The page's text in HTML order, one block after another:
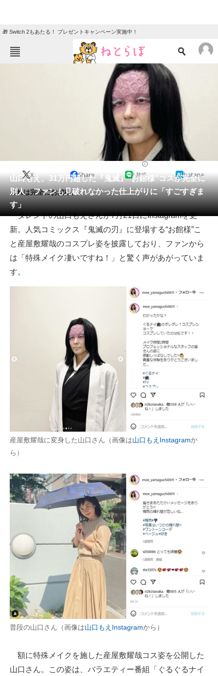
🎁 Switch 2もあたる！ プレゼントキャンペーン実施中！
ニュース
クイズ
地域
教育・育児
リサーチ
会員記事
メディア
注目記事を集めた総合ページ
ITの今と未来を見通す
スマホと通信の最新トレンド
ビジネスと働き方のヒント
AI活用のいまが分かる
企業ITのトレンドを詳説
経営リーダーのコミュニティ
マーケ×ITの今がよく分かる
ITエンジニア向け専門サイト
製造業のIT導入・活用を支援
モノづくり技術者専門サイト
エレクトロニクス専門サイト
電子設計の基本と応用
エネルギーの専門メディア
建設×テクノロジーの最前線
ちょっと気になるネットの話題
山口もえ、31万円超した『鬼滅』“お館様”コスが完全に
別人 ファンも見破れなかった仕上がりに「すごすぎま
す」
X Share LINE hatena
これは完全にお館様。
タレントの山口もえさんが7月21日にInstagramを更
新。人気コミックス『鬼滅の刃』に登場する“お館様”こ
と産屋敷耀哉のコスプレ姿を披露しており、ファンから
は「特殊メイク凄いですね！」と驚く声があがっていま
す。
産屋敷耀哉に変身した山口さん（画像は山口もえInstagramか
ら）
普段の山口さん（画像は山口もえInstagramから）
額に特殊メイクを施した産屋敷耀哉コス姿を公開した
山口さん。この姿は、バラエティー番組「ぐるぐるナイ